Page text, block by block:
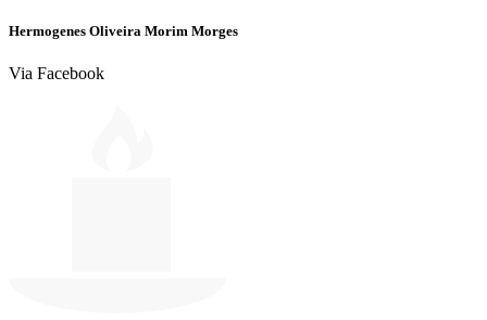
Hermogenes Oliveira Morim Morges
Via Facebook